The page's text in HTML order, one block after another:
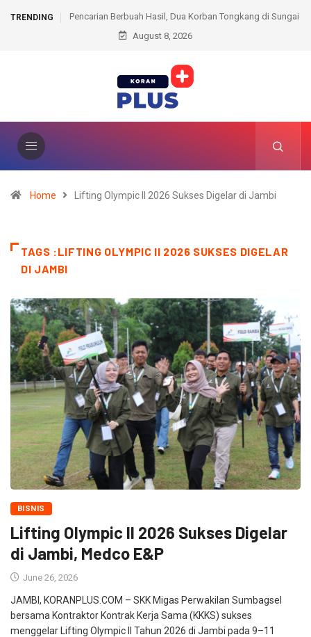
TRENDING
Dua Korban Tongkang di Sungai
Resmi Dampingi PSF FA, Erol Iba
Pembinaan Meski Belum Puas
August 8, 2026
Home Lifting Olympic II 2026 Sukses Digelar di Jambi
TAGS :LIFTING OLYMPIC II 2026 SUKSES DIGELAR
DI JAMBI
BISNIS
Lifting Olympic II 2026 Sukses Digelar
di Jambi, Medco E&P
June 26, 2026
JAMBI, KORANPLUS.COM – SKK Migas Perwakilan Sumbagsel
bersama Kontraktor Kontrak Kerja Sama (KKKS) sukses
menggelar Lifting Olympic II Tahun 2026 di Jambi pada 9–11